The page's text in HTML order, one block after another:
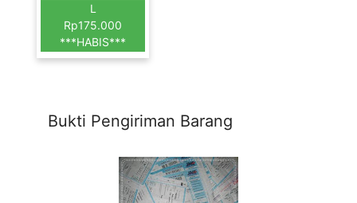
L
Rp175.000
***HABIS***
Bukti Pengiriman Barang